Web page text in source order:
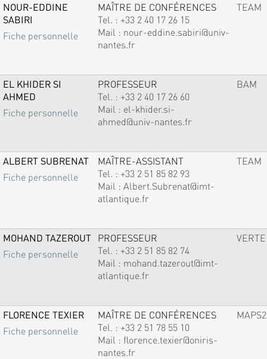
NOUR-EDDINE
SABIRI
Fiche personnelle
MAÎTRE DE CONFÉRENCES
Tel. : +33 2 40 17 26 15
Mail : nour-eddine.sabiri@univ-
nantes.fr
TEAM
EL KHIDER SI
AHMED
Fiche personnelle
PROFESSEUR
Tel. : +33 2 40 17 26 60
Mail : el-khider.si-
ahmed@univ-nantes.fr
BAM
ALBERT SUBRENAT
Fiche personnelle
MAÎTRE-ASSISTANT
Tel. : +33 2 51 85 82 93
Mail : Albert.Subrenat@imt-
atlantique.fr
TEAM
MOHAND TAZEROUT
Fiche personnelle
PROFESSEUR
Tel. : +33 2 51 85 82 74
Mail : mohand.tazerout@imt-
atlantique.fr
VERTE
FLORENCE TEXIER
Fiche personnelle
MAÎTRE DE CONFÉRENCES
Tel. : +33 2 51 78 55 10
Mail : florence.texier@oniris-
nantes.fr
MAPS2